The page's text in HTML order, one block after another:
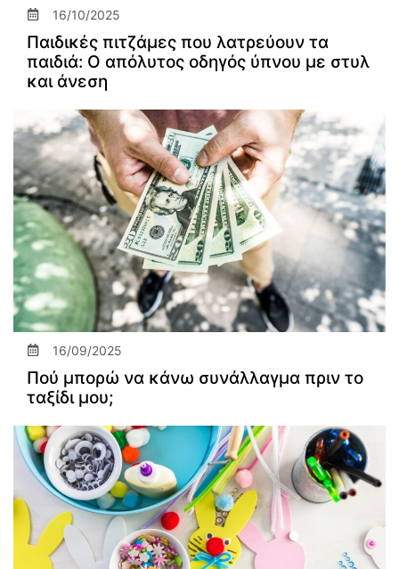
16/10/2025
Παιδικές πιτζάμες που λατρεύουν τα
παιδιά: Ο απόλυτος οδηγός ύπνου με στυλ
και άνεση
16/09/2025
Πού μπορώ να κάνω συνάλλαγμα πριν το
ταξίδι μου;